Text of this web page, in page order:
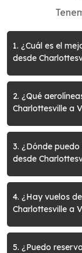
1. ¿Cuál es el
desde
2. ¿Qué
Charlottesville a
3. ¿Dónde
desde
4. ¿Hay vuelos
Charlottesville a
5. ¿Puedo reservar boletos de avión baratos desde